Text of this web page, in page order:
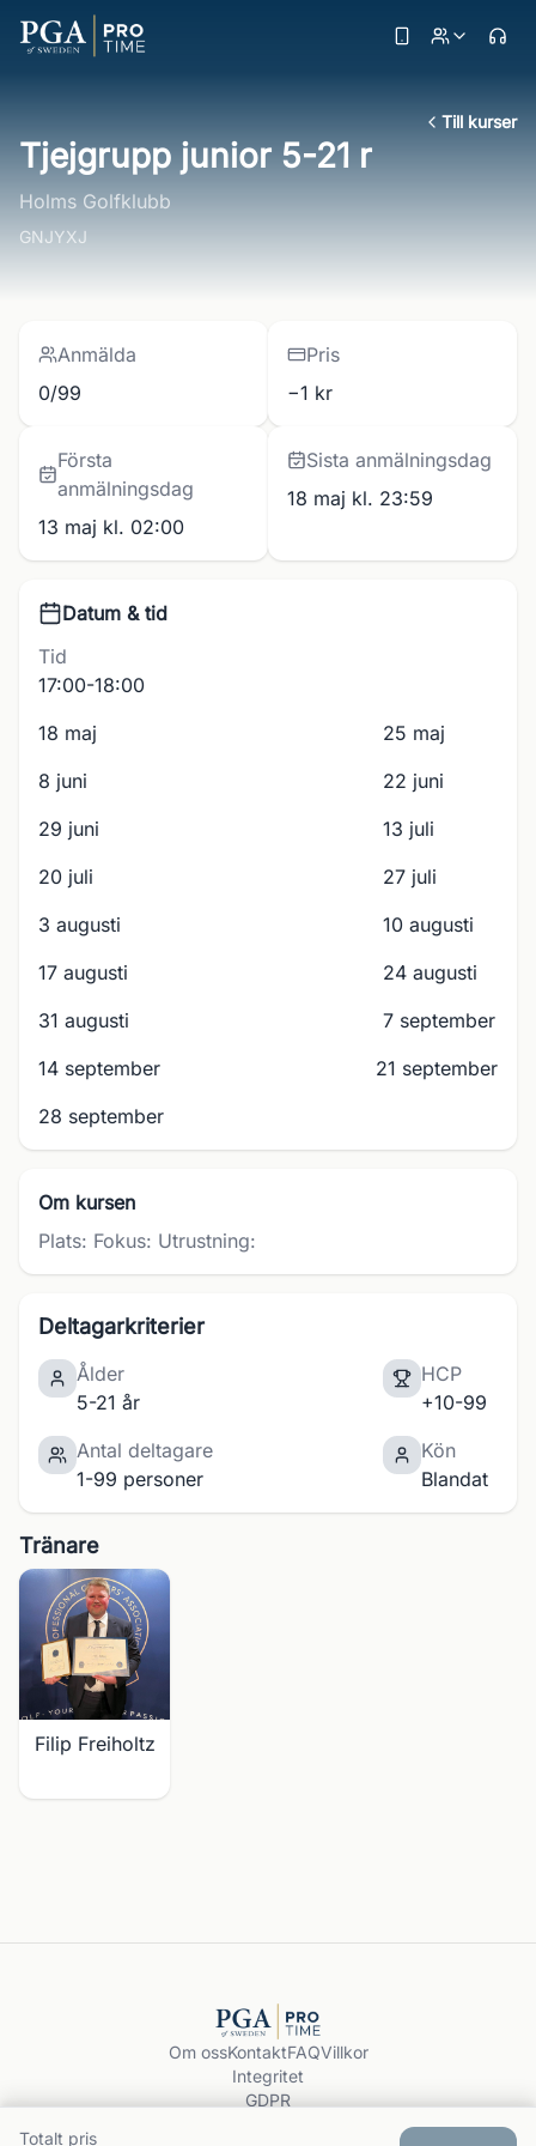
Till kurser
Tjejgrupp junior 5-21 r
Holms Golfklubb
GNJYXJ
Anmälda
0/99
Pris
−1 kr
Första
anmälningsdag
13 maj kl. 02:00
Sista anmälningsdag
18 maj kl. 23:59
Datum & tid
Tid
17:00-18:00
18 maj
25 maj
8 juni
22 juni
29 juni
13 juli
20 juli
27 juli
3 augusti
10 augusti
17 augusti
24 augusti
31 augusti
7 september
14 september
21 september
28 september
Om kursen
Plats: Fokus: Utrustning:
Deltagarkriterier
Ålder
5-21 år
HCP
+10-99
Antal deltagare
1-99 personer
Kön
Blandat
Tränare
Filip Freiholtz
Totalt pris
Om ossKontaktFAQVillkor
Integritet
GDPR